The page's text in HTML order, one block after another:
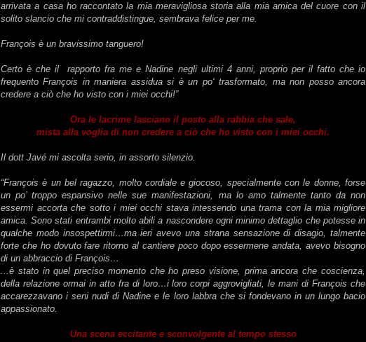
arrivata a casa ho raccontato la mia meravigliosa storia alla mia amica del cuore con il
solito slancio che mi contraddistingue, sembrava felice per me.
François è un bravissimo tanguero!
Certo è che il rapporto fra me e Nadine negli ultimi 4 anni, proprio per il fatto che io
frequento François in maniera assidua si è un po‘ trasformato, ma non posso ancora
credere a ciò che ho visto con i miei occhi!”
Ora le lacrime lasciano il posto alla rabbia che sale,
mista alla voglia di non credere a ciò che ho visto con i miei occhi.
Il dott Javé mi ascolta serio, in assorto silenzio.
“François è un bel ragazzo, molto cordiale e giocoso, specialmente con le donne, forse
un po’ troppo espansivo nelle sue manifestazioni, ma lo amo talmente tanto da non
essermi accorta che sotto i miei occhi stava intessendo una trama con la mia migliore
amica. Sono stati entrambi molto abili a nascondere ogni minimo dettaglio che potesse in
qualche modo insospettirmi…ma ieri avevo una strana sensazione di disagio, talmente
forte che ho dovuto fare ritorno al cantiere poco dopo essermene andata, avevo bisogno
di un abbraccio di François…
...è stato in quel preciso momento che ho preso visione, prima ancora che coscienza,
della relazione ormai in atto fra di loro…i loro corpi aggrovigliati, le mani di François che
accarezzavano i seni nudi di Nadine e le loro labbra che si fondevano in un lungo bacio
appassionato.
Una scena eccitante e sconvolgente al tempo stesso